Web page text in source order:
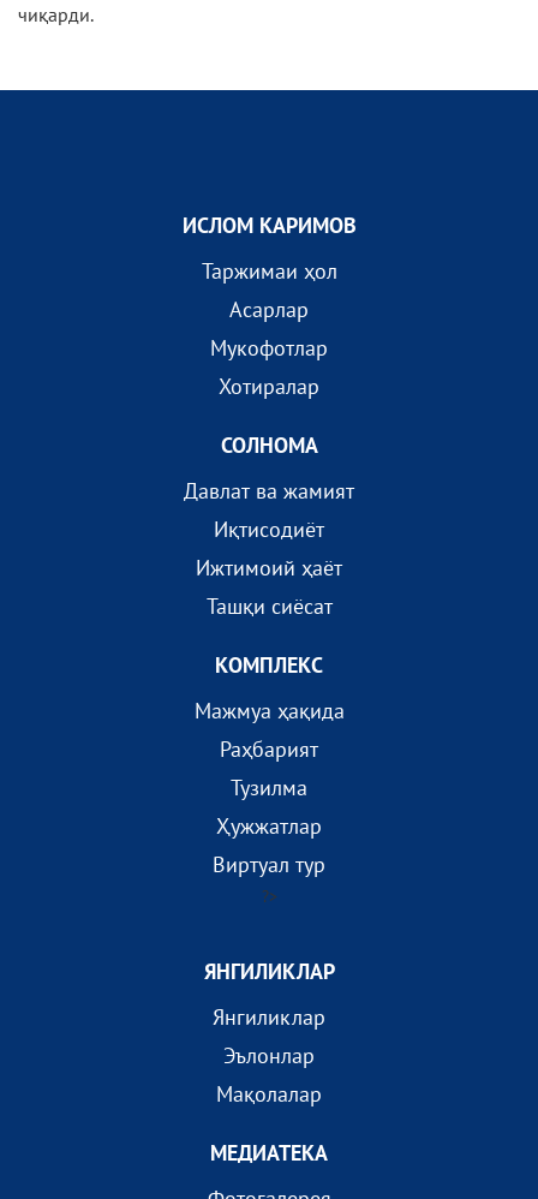
чиқарди.
ИСЛОМ КАРИМОВ
Таржимаи ҳол
Асарлар
Мукофотлар
Хотиралар
СОЛНОМА
Давлат ва жамият
Иқтисодиёт
Ижтимоий ҳаёт
Ташқи сиёсат
КОМПЛEКС
Мажмуа ҳақида
Раҳбарият
Тузилма
Ҳужжатлар
Виртуал тур
?>
ЯНГИЛИКЛАР
Янгиликлар
Эълонлар
Мақолалар
МEДИАТEКА